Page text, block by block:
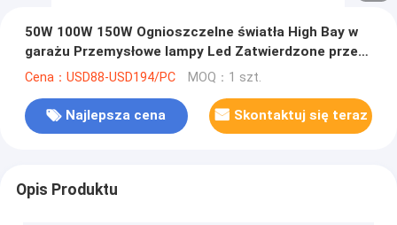
50W 100W 150W Ognioszczelne światła High Bay w
garażu Przemysłowe lampy Led Zatwierdzone przez
ATEX
Cena：USD88-USD194/PC MOQ：1 szt.
Najlepsza cena Skontaktuj się teraz
Opis Produktu